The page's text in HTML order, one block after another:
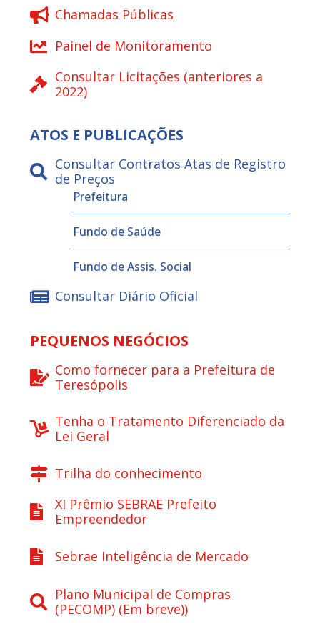
Chamadas Públicas
Painel de Monitoramento
Consultar Licitações (anteriores a
2022)
ATOS E PUBLICAÇÕES
Consultar Contratos Atas de Registro
de Preços
Prefeitura
Fundo de Saúde
Fundo de Assis. Social
Consultar Diário Oficial
PEQUENOS NEGÓCIOS
Como fornecer para a Prefeitura de
Teresópolis
Tenha o Tratamento Diferenciado da
Lei Geral
Trilha do conhecimento
XI Prêmio SEBRAE Prefeito
Empreendedor
Sebrae Inteligência de Mercado
Plano Municipal de Compras
(PECOMP) (Em breve))